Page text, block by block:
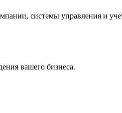
системы управления и
вашего бизнеса.